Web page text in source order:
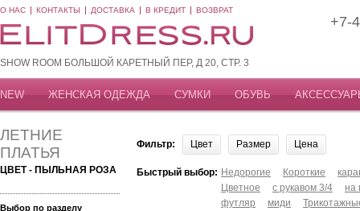
О НАС КОНТАКТЫ ДОСТАВКА В КРЕДИТ ВОЗВРАТ
SHOW ROOM БОЛЬШОЙ КАРЕТНЫЙ ПЕР, Д 20, СТР. 3
+7-
NEW ЖЕНСКАЯ ОДЕЖДА СУМКИ ОБУВЬ
ЛЕТНИЕ
ПЛАТЬЯ
ЦВЕТ - ПЫЛЬНАЯ РОЗА
Выбор по разделу
Фильтр: Цвет Размер Цена
Быстрый выбор: Недорогие Короткие
Цветное
с рукавом 3/4
на
футляр
миди